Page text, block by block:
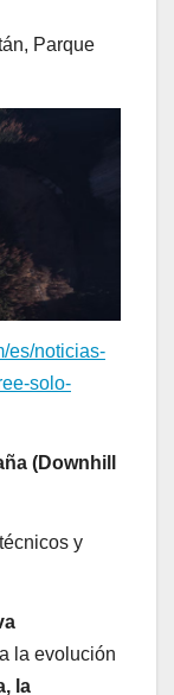
Parque
es/noticias-
solo-
(Downhill
y
la evolución
la